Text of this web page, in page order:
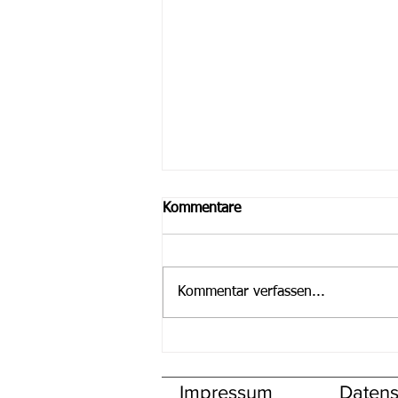
Kommentare
Kommentar verfassen...
Impressum